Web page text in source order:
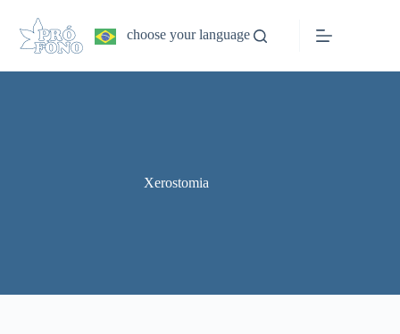
conteúdo
choose your language
Xerostomia